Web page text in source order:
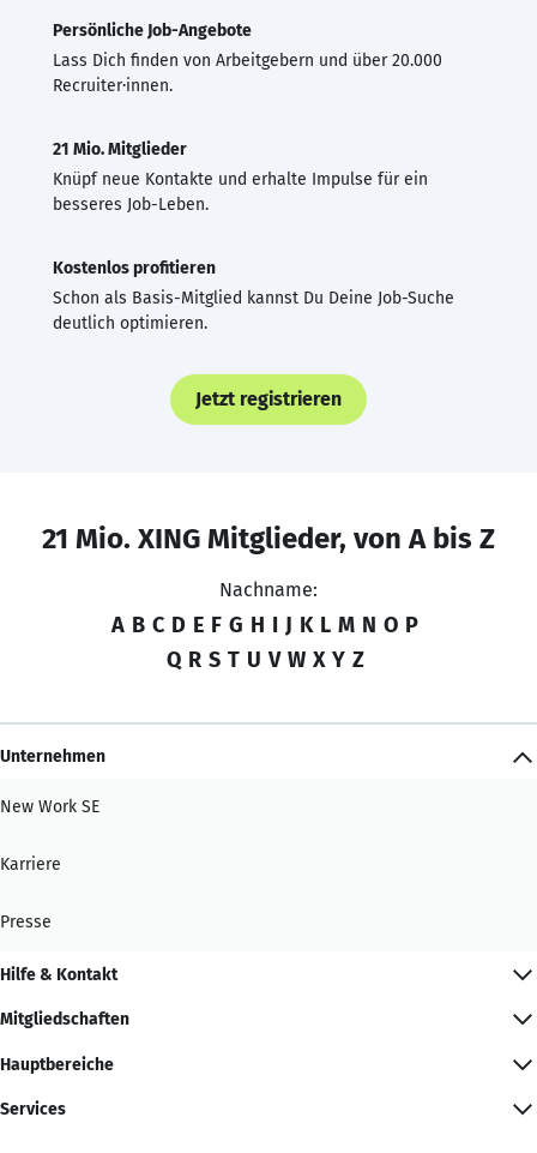
Persönliche Job-Angebote
Lass Dich finden von Arbeitgebern und über 20.000
Recruiter·innen.
21 Mio. Mitglieder
Knüpf neue Kontakte und erhalte Impulse für ein
besseres Job-Leben.
Kostenlos profitieren
Schon als Basis-Mitglied kannst Du Deine Job-Suche
deutlich optimieren.
Jetzt registrieren
21 Mio. XING Mitglieder, von A bis Z
Nachname:
A B C D E F G H I J K L M N O P
Q R S T U V W X Y Z
Unternehmen
New Work SE
Karriere
Presse
Hilfe & Kontakt
Mitgliedschaften
Hauptbereiche
Services